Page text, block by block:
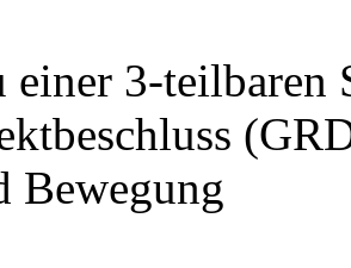
einer 3-teilbaren
Bewegung